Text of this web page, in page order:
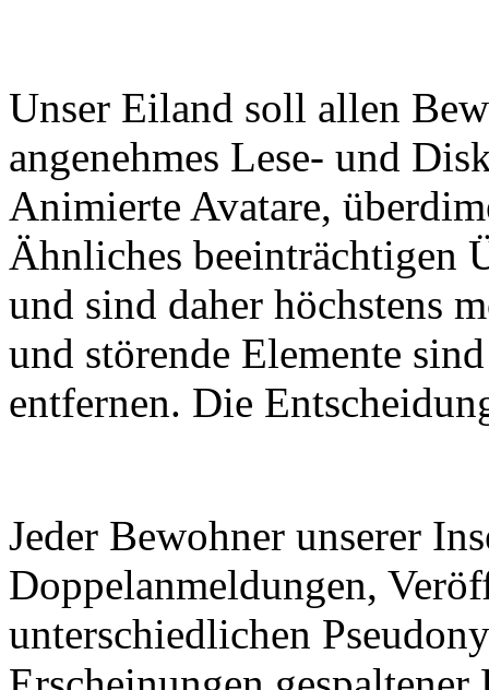
Unser Eiland soll allen
angenehmes Lese- und
Animierte Avatare,
Ähnliches beeinträchtigen
und sind daher höchstens
und störende Elemente
entfernen. Die
Jeder Bewohner unserer
Doppelanmeldungen,
unterschiedlichen